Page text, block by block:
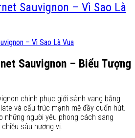
Sauvignon – Vì Sao Là
Sauvignon – Biểu Tượng
chinh phục giới sành vang bằng
và cấu trúc mạnh mẽ đầy cuốn hút.
những người yêu phong cách sang
sâu hương vị.